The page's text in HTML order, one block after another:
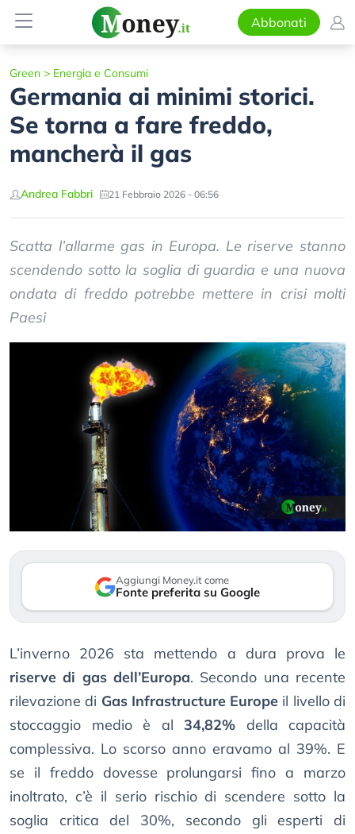
Abbonati
Green > Energia e Consumi
Germania ai minimi storici.
Se torna a fare freddo,
mancherà il gas
Andrea Fabbri 21 Febbraio 2026 - 06:56
Scatta l’allarme gas in Europa. Le riserve stanno
scendendo sotto la soglia di guardia e una nuova
ondata di freddo potrebbe mettere in crisi molti
Paesi
Aggiungi Money.it come
Fonte preferita su Google
L’inverno 2026 sta mettendo a dura prova le
riserve di gas dell’Europa. Secondo una recente
rilevazione di Gas Infrastructure Europe il livello di
stoccaggio medio è al 34,82% della capacità
complessiva. Lo scorso anno eravamo al 39%. E
se il freddo dovesse prolungarsi fino a marzo
inoltrato, c’è il serio rischio di scendere sotto la
soglia critica del 30%, secondo gli esperti di